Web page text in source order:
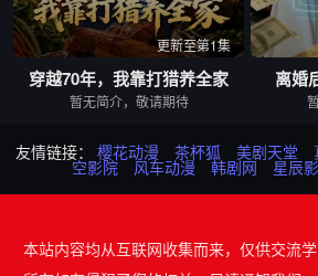
更新至第1集
穿越70年，我靠打猎养全家
暂无简介，敬请期待
离婚
友情链接： 樱花动漫 茶杯狐 美剧天堂
空影院 风车动漫 韩剧网 星辰
本站内容均从互联网收集而来，仅供交流